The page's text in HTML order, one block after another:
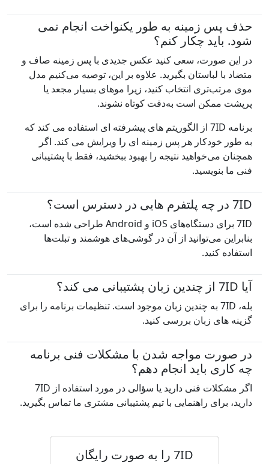
حذف پس زمینه به طور یکنواخت انجام نمی
شود. باید چکار کنم؟
در این صورت، سعی کنید عکس جدیدی با پس زمینه صاف و
متضاد با لباستان بگیرید. علاوه بر این، توصیه می‌کنیم مدل
موی مرتب‌تری انتخاب کنید، زیرا موهای بسیار مجعد یا
پرپشت ممکن است به‌دقت کوتاه نشوند.
برنامه 7ID از الگوریتم های پیشرفته ای استفاده می کند که
به طور خودکار هر پس زمینه ای را ویرایش می کند. اگر
همچنان می‌خواهید نتیجه را بهبود ببخشید، فقط با پشتیبانی
فنی ما بنویسید.
7ID در چه پلتفرم هایی در دسترس است؟
7ID برای دستگاه‌های iOS و Android طراحی شده است،
بنابراین می‌توانید از آن در گوشی‌های هوشمند و تبلت‌ها
استفاده کنید.
آیا 7ID از چندین زبان پشتیبانی می کند؟
بله، 7ID به چندین زبان موجود است. تنظیمات برنامه را برای
گزینه های زبان بررسی کنید.
در صورت مواجه شدن با مشکلات فنی برنامه
چه کاری باید انجام دهم؟
اگر مشکلات فنی دارید یا سؤالی در مورد استفاده از 7ID
دارید، برای راهنمایی با تیم پشتیبانی مشتری ما تماس بگیرید.
7ID را به صورت رایگان